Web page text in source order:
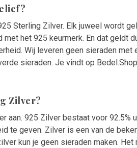
Sterling Zilver. Elk juweel wordt
het 925 keurmerk. En dat geldt
Wij leveren geen sieraden met
sieraden. Je vindt op
Zilver?
aan. 925 Zilver bestaat voor 92.5%
te geven. Zilver is een van de
kun je geen sieraden maken. Het